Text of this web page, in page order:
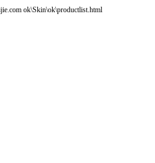
ok\Skin\ok\productlist.html